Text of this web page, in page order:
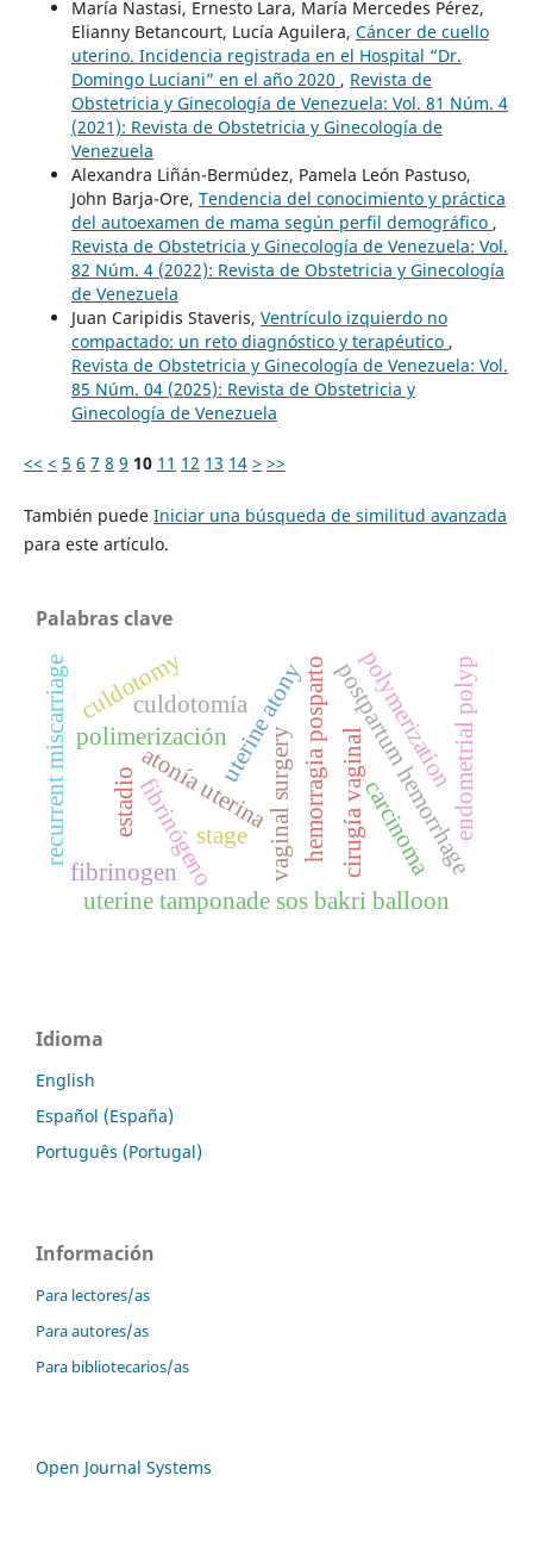
María Nastasi, Ernesto Lara, María Mercedes Pérez,
Elianny Betancourt, Lucía Aguilera, Cáncer de cuello
uterino. Incidencia registrada en el Hospital “Dr.
Domingo Luciani” en el año 2020 , Revista de
Obstetricia y Ginecología de Venezuela: Vol. 81 Núm. 4
(2021): Revista de Obstetricia y Ginecología de
Venezuela
Alexandra Liñán-Bermúdez, Pamela León Pastuso,
John Barja-Ore, Tendencia del conocimiento y práctica
del autoexamen de mama según perfil demográfico ,
Revista de Obstetricia y Ginecología de Venezuela: Vol.
82 Núm. 4 (2022): Revista de Obstetricia y Ginecología
de Venezuela
Juan Caripidis Staveris, Ventrículo izquierdo no
compactado: un reto diagnóstico y terapéutico ,
Revista de Obstetricia y Ginecología de Venezuela: Vol.
85 Núm. 04 (2025): Revista de Obstetricia y
Ginecología de Venezuela
<< < 5 6 7 8 9 10 11 12 13 14 > >>
También puede Iniciar una búsqueda de similitud avanzada
para este artículo.
Palabras clave
hemorragia posparto
atonía uterina postpartum hemorrhage
uterine atony
uterine tamponade sos bakri balloon
fibrinógeno
polimerización
fibrinogen
polymerization
recurrent miscarriage culdotomía
cirugía vaginal
culdotomy
vaginal surgery endometrial polyp
carcinoma
estadio stage
Idioma
English
Español (España)
Português (Portugal)
Información
Para lectores/as
Para autores/as
Para bibliotecarios/as
Open Journal Systems